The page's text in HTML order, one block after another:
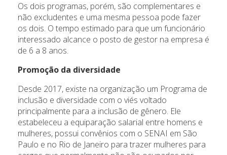
Os dois programas, porém, são complementares e
não excludentes e uma mesma pessoa pode fazer
os dois. O tempo estimado para que um funcionário
interessado alcance o posto de gestor na empresa é
de 6 a 8 anos.
Promoção da diversidade
Desde 2017, existe na organização um Programa de
inclusão e diversidade com o viés voltado
principalmente para a inclusão de gênero. Ele
estabeleceu a equiparação salarial entre homens e
mulheres, possui convênios com o SENAI em São
Paulo e no Rio de Janeiro para trazer mulheres para